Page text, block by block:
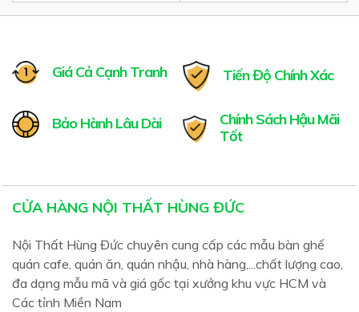
Giá Cả Cạnh Tranh Tiến Độ Chính Xác
Bảo Hành Lâu Dài
Chính Sách Hậu Mãi
Tốt
CỬA HÀNG NỘI THẤT HÙNG ĐỨC
Nội Thất Hùng Đức chuyên cung cấp các mẫu bàn ghế
quán cafe, quán ăn, quán nhậu, nhà hàng,...chất lượng cao,
đa dạng mẫu mã và giá gốc tại xưởng khu vực HCM và
Các tỉnh Miền Nam